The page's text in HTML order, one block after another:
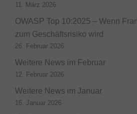
11. März 2026
OWASP Top 10:2025 – Wenn
zum Geschäftsrisiko wird
26. Februar 2026
Weitere News im Februar
12. Februar 2026
Weitere News im Januar
16. Januar 2026